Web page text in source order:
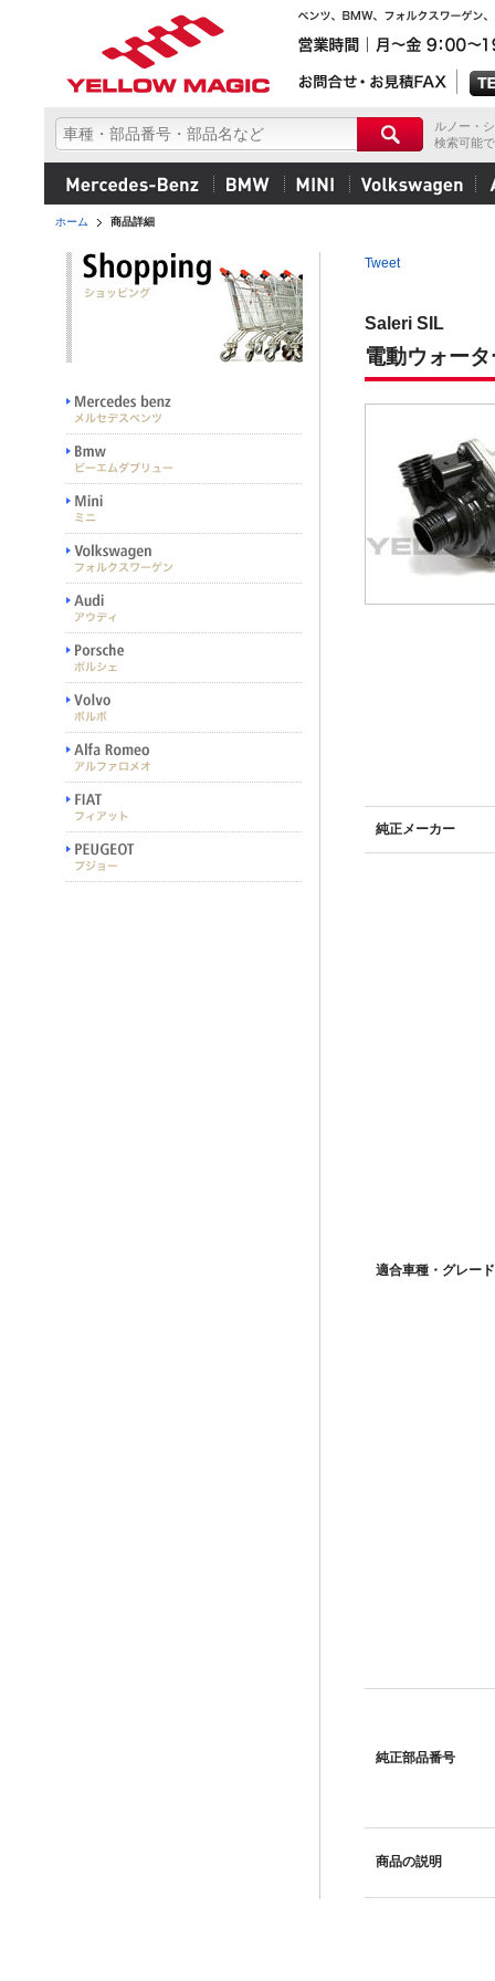
ルノー・
検索可能
ホーム 商品詳細
Tweet
Saleri SIL
電動ウォー
純正メーカー
適合車種・グレー
純正部品番号
商品の説明